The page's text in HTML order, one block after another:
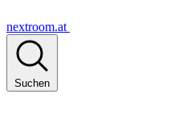
nextroom.at
Suchen